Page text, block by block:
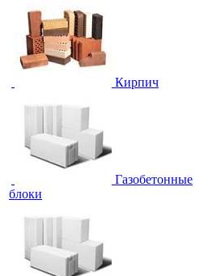
Кирпич
Газобетонные
блоки